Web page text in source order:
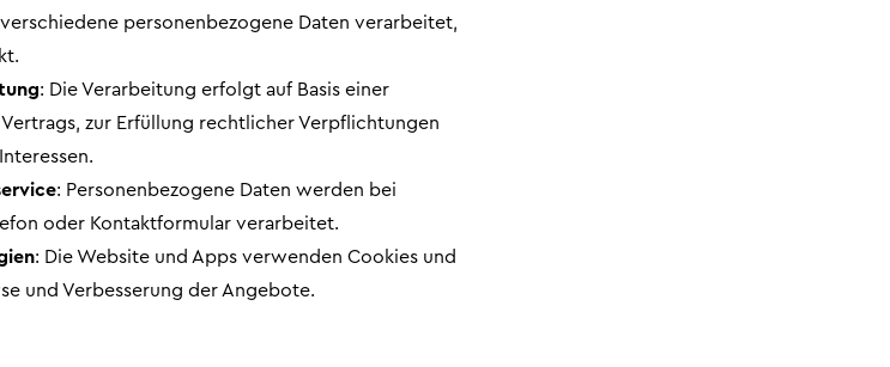
personenbezogene Daten verarbeitet,
: Die Verarbeitung erfolgt auf Basis einer
zur Erfüllung rechtlicher Verpflichtungen
: Personenbezogene Daten werden bei
oder Kontaktformular verarbeitet.
: Die Website und Apps verwenden Cookies und
und Verbesserung der Angebote.